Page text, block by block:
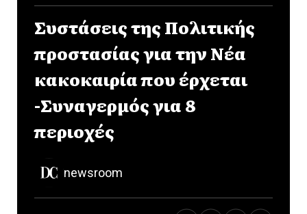
Συστάσεις της Πολιτικής
προστασίας για την Νέα
κακοκαιρία που έρχεται
-Συναγερμός για 8
περιοχές
newsroom